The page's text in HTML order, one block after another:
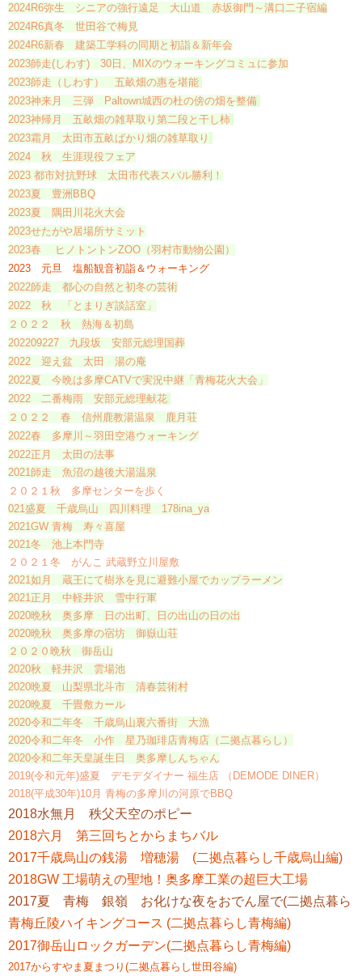
2024R6弥生 シニアの強行遠足 大山道 赤坂御門～溝口二子宿編
2024R6真冬 世田谷で梅見
2024R6新春 建築工学科の同期と初詣＆新年会
2023師走(しわす) 30日、MIXのウォーキングコミュに参加
2023師走（しわす） 五畝畑の惠を堪能
2023神来月 三弾 Paltown城西の杜の傍の畑を整備
2023神帰月 五畝畑の雑草取り第二段と干し柿
2023霜月 太田市五畝ばかり畑の雑草取り
2024 秋 生涯現役フェア
2023 都市対抗野球 太田市代表スバル勝利！
2023夏 豊洲BBQ
2023夏 隅田川花火大会
2023せたがや居場所サミット
2023春 ヒノトントンZOO（羽村市動物公園）
2023 元旦 塩船観音初詣＆ウォーキング
2022師走 都心の自然と初冬の芸術
2022 秋 「とまりぎ談話室」
２０２２ 秋 熱海＆初島
202209227 九段坂 安部元総理国葬
2022 迎え盆 太田 湯の庵
2022夏 今晩は多摩CATVで実況中継「青梅花火大会」
2022 二番梅雨 安部元総理献花
２０２２ 春 信州鹿教湯温泉 鹿月荘
2022春 多摩川～羽田空港ウォーキング
2022正月 太田の法事
2021師走 魚沼の越後大湯温泉
２０２１秋 多摩センターを歩く
021盛夏 千歳烏山 四川料理 178ina_ya
2021GW 青梅 寿々喜屋
2021冬 池上本門寺
２０２１冬 がんこ 武蔵野立川屋敷
2021如月 蔵王にて樹氷を見に避難小屋でカップラーメン
2021正月 中軽井沢 雪中行軍
2020晩秋 奥多摩 日の出町、日の出山の日の出
2020晩秋 奥多摩の宿坊 御嶽山荘
２０２０晩秋 御岳山
2020秋 軽井沢 雲場池
2020晩夏 山梨県北斗市 清春芸術村
2020晩夏 千畳敷カール
2020令和二年冬 千歳烏山裏六番街 大漁
2020令和二年冬 小作 星乃珈琲店青梅店（二拠点暮らし）
2020令和二年天皇誕生日 奥多摩しんちゃん
2019(令和元年)盛夏 デモデダイナー 福生店 （DEMODE DINER）
2018(平成30年)10月 青梅の多摩川の河原でBBQ
2018水無月 秩父天空のポピー
2018六月 第三回ちとからまちバル
2017千歳烏山の銭湯 増穂湯 (二拠点暮らし千歳烏山編)
2018GW 工場萌えの聖地！奥多摩工業の超巨大工場
2017夏 青梅 銀嶺 お化けな夜をおでん屋で(二拠点暮ら
青梅丘陵ハイキングコース (二拠点暮らし青梅編)
2017御岳山ロックガーデン(二拠点暮らし青梅編)
2017からすやま夏まつり(二拠点暮らし世田谷編)